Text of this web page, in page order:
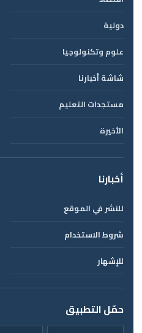
دولية
علوم وتكنولوجيا
شاشة أخبارنا
مستجدات التعليم
الأخيرة
أخبارنا
للنشر في الموقع
شروط الاستخدام
للإشهار
حمّل التطبيق